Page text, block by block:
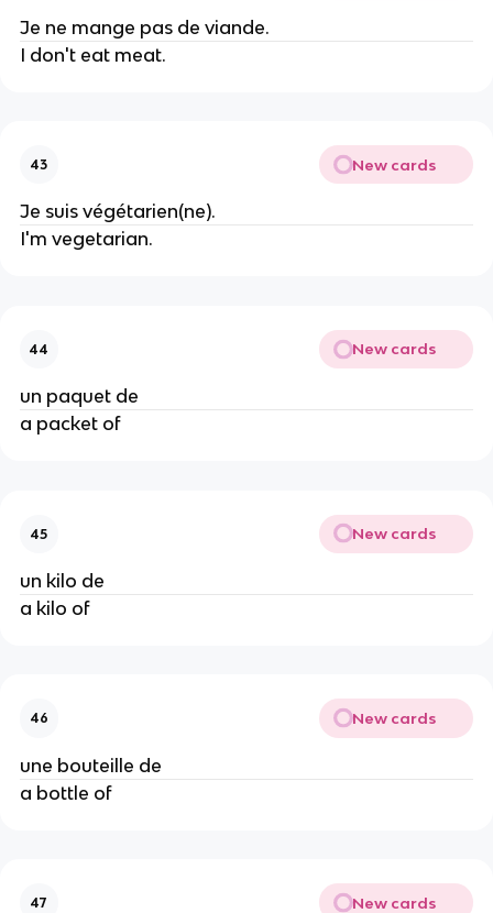
Je ne mange pas de viande.
I don't eat meat.
43 New cards
Je suis végétarien(ne).
I'm vegetarian.
44 New cards
un paquet de
a packet of
45 New cards
un kilo de
a kilo of
46 New cards
une bouteille de
a bottle of
47 New cards